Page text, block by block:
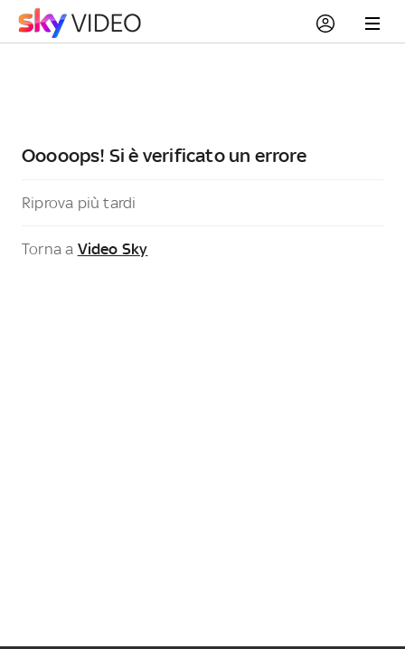
Ooooops! Si è verificato un errore
Riprova più tardi
Torna a Video Sky